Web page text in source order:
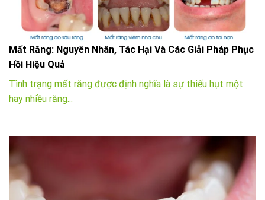
Mất Răng: Nguyên Nhân, Tác Hại Và Các Giải Pháp Phục
Hồi Hiệu Quả
Tình trạng mất răng được định nghĩa là sự thiếu hụt một
hay nhiều răng...